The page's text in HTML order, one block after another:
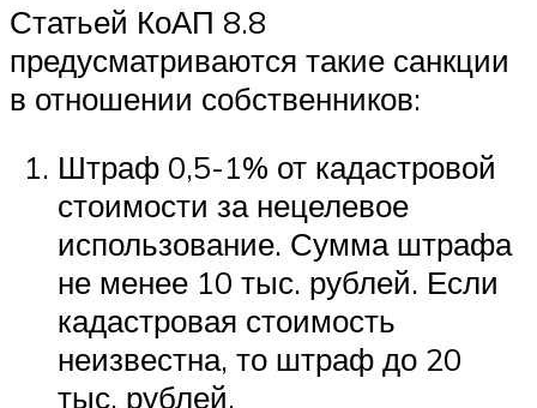
Статьей КоАП 8.8
предусматриваются такие санкции
в отношении собственников:
Штраф 0,5-1% от кадастровой
стоимости за нецелевое
использование. Сумма штрафа
не менее 10 тыс. рублей. Если
кадастровая стоимость
неизвестна, то штраф до 20
тыс. рублей.